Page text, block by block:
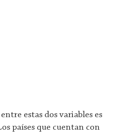
estas dos variables es
países que cuentan con